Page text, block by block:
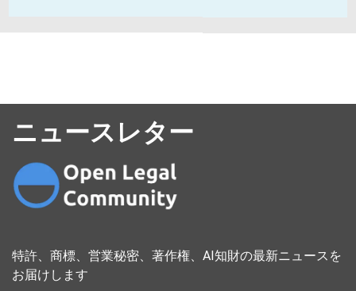
ニュースレター
特許、商標、営業秘密、著作権、AI知財の最新ニュースを
お届けします